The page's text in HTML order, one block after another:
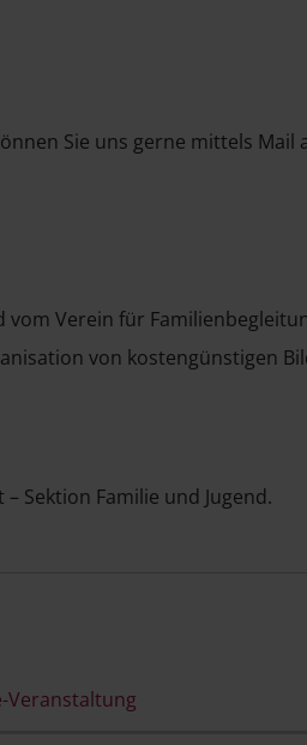
Sie uns gerne mittels Mail
Verein für
von kostengünstigen
Sektion Familie und Jugend.
Veranstaltung